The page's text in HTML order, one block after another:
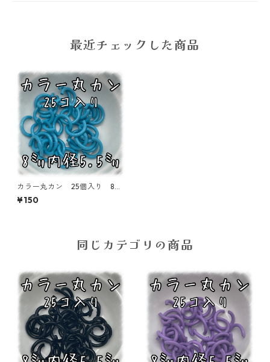
最近チェックした商品
カラー丸カン 25個入り 8
㎜ ブルー【MCC-BLU】
¥150
同じカテゴリの商品